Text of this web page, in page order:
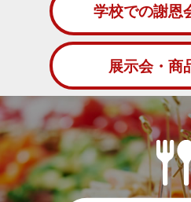
学校での謝恩
展示会・商